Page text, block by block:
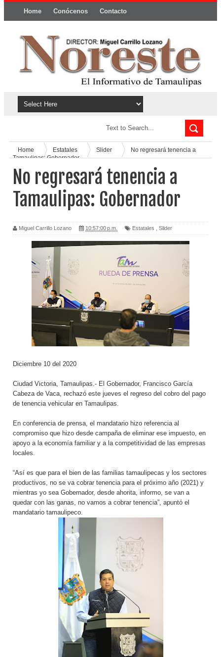
Home Conócenos Contacto
Home Estatales Slider
No regresará tenencia a
Tamaulipas: Gobernador
No regresará tenencia a
Tamaulipas: Gobernador
Miguel Carrillo Lozano 10:57:00 p.m. Estatales Slider
Diciembre 10 del 2020
Ciudad Victoria, Tamaulipas.- El Gobernador, Francisco García
Cabeza de Vaca, rechazó este jueves el regreso del cobro del pago
de tenencia vehicular en Tamaulipas.
En conferencia de prensa, el mandatario hizo referencia al
compromiso que hizo desde campaña de eliminar ese impuesto, en
apoyo a la economía familiar y a la competitividad de las empresas
locales.
“Así es que para el bien de las familias tamaulipecas y los sectores
productivos, no se va cobrar tenencia para el próximo año (2021) y
mientras yo sea Gobernador, desde ahorita, informo, se van a
quedar con las ganas, no vamos a cobrar tenencia”, apuntó el
mandatario tamaulipeco.